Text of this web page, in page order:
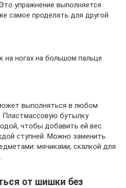
упражнение выполняется
самое проделать для другой
на ногах на большом пальце
выполняться в любом
Пластмассовую бутылку
чтобы добавить ей вес.
ступней. Можно заменить
мячиками, скалкой для
от шишки без